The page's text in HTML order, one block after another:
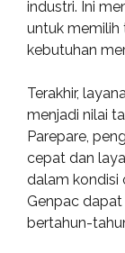
industri. Ini
untuk memilih
kebutuhan
Terakhir,
menjadi nilai
Parepare,
cepat dan
dalam kondisi
Genpac
bertahun-